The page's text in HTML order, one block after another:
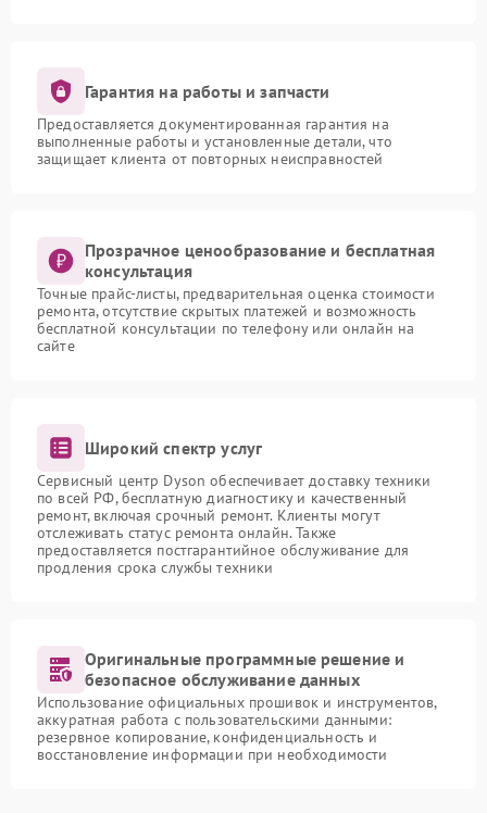
Гарантия на работы и запчасти
Предоставляется документированная гарантия на
выполненные работы и установленные детали, что
защищает клиента от повторных неисправностей
Прозрачное ценообразование и бесплатная
консультация
Точные прайс-листы, предварительная оценка стоимости
ремонта, отсутствие скрытых платежей и возможность
бесплатной консультации по телефону или онлайн на
сайте
Широкий спектр услуг
Сервисный центр Dyson обеспечивает доставку техники
по всей РФ, бесплатную диагностику и качественный
ремонт, включая срочный ремонт. Клиенты могут
отслеживать статус ремонта онлайн. Также
предоставляется постгарантийное обслуживание для
продления срока службы техники
Оригинальные программные решение и
безопасное обслуживание данных
Использование официальных прошивок и инструментов,
аккуратная работа с пользовательскими данными:
резервное копирование, конфиденциальность и
восстановление информации при необходимости